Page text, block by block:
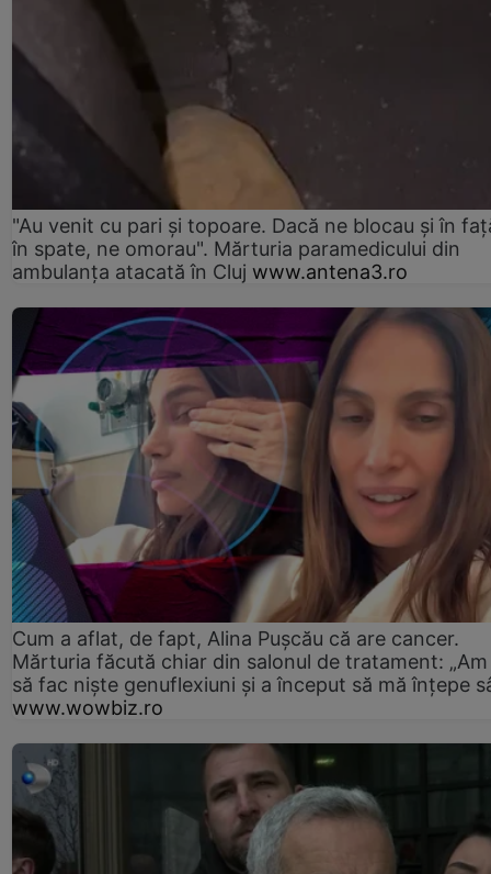
"Au venit cu pari și topoare. Dacă ne blocau şi în
în spate, ne omorau". Mărturia paramedicului din
ambulanţa atacată în Cluj www.antena3.ro
Cum a aflat, de fapt, Alina Pușcău că are cancer.
Mărturia făcută chiar din salonul de tratament:
să fac niște genuflexiuni și a început să mă înțepe
www.wowbiz.ro